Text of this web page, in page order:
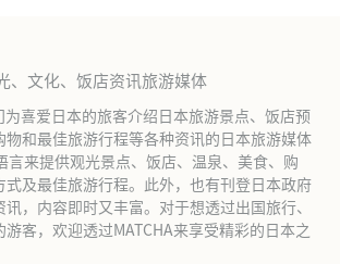
、文化、饭店资讯旅游媒体
为喜爱日本的旅客介绍日本旅游景点、饭店预
和最佳旅游行程等各种资讯的日本旅游媒体
言来提供观光景点、饭店、温泉、美食、购
及最佳旅游行程。此外，也有刊登日本政府
，内容即时又丰富。对于想透过出国旅行、
客，欢迎透过MATCHA来享受精彩的日本之